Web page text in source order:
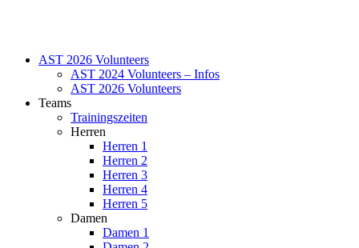
AST 2026 Volunteers
AST 2024 Volunteers – Infos
AST 2026 Volunteers
Teams
Trainingszeiten
Herren
Herren 1
Herren 2
Herren 3
Herren 4
Herren 5
Damen
Damen 1